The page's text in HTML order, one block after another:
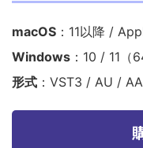
macOS ：11以降 /
Windows ：10 / 11（
形式 ：VST3 / AU /